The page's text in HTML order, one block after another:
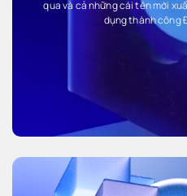
qua và cả những cái tên mới
dụng thành công